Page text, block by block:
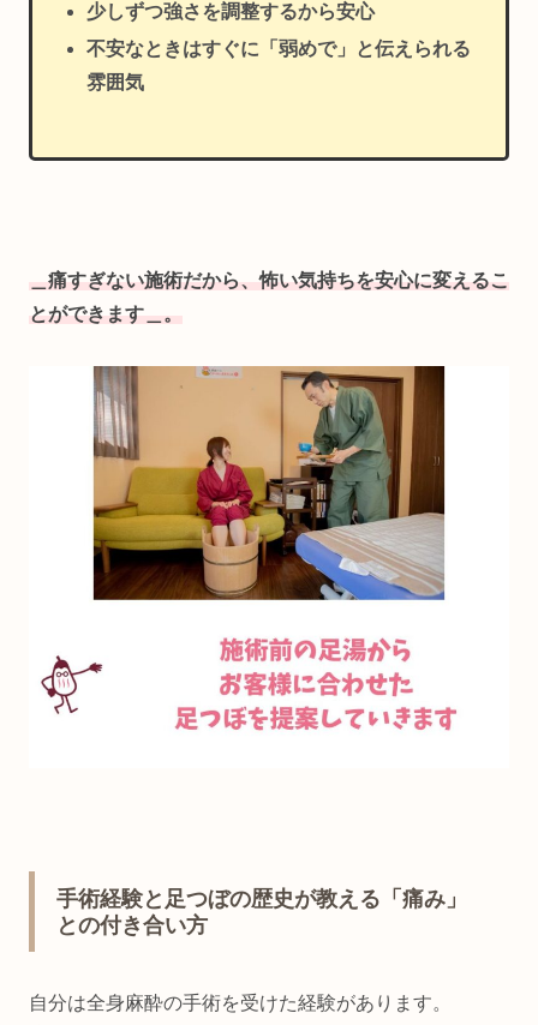
少しずつ強さを調整するから安心
不安なときはすぐに「弱めで」と伝えられる
雰囲気
＿痛すぎない施術だから、怖い気持ちを安心に変えるこ
とができます＿。
手術経験と足つぼの歴史が教える「痛み」
との付き合い方
自分は全身麻酔の手術を受けた経験があります。